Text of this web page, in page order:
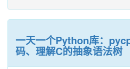
一天一个Python库：
码、理解C的抽象语法树